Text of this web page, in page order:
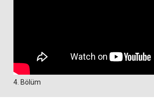
4. Bölüm